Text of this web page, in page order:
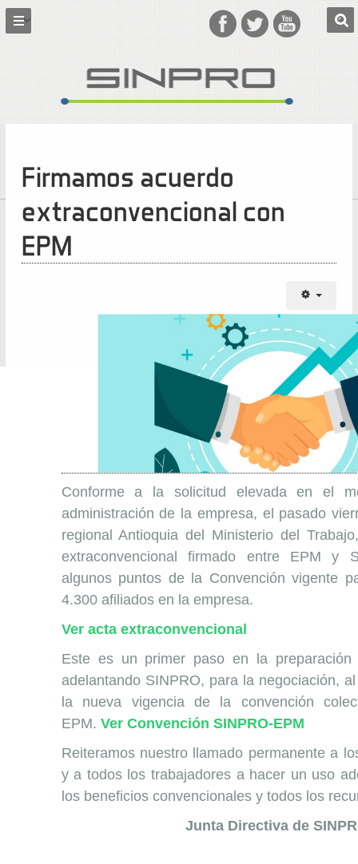
Firmamos acuerdo
extraconvencional con
EPM
Conforme a la solicitud elevada en el
administración de la empresa, el pasado
regional Antioquia del Ministerio del
extraconvencional firmado entre EPM y
algunos puntos de la Convención vigente
4.300 afiliados en la empresa.
Ver acta extraconvencional
Este es un primer paso en la
adelantando SINPRO, para la negociación,
la nueva vigencia de la convención
EPM. Ver Convención SINPRO-EPM
Reiteramos nuestro llamado permanente a
y a todos los trabajadores a hacer un uso
los beneficios convencionales y todos los
Junta Directiva de